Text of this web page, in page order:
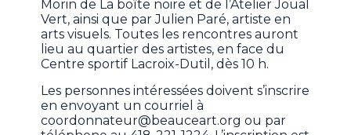
Morin de La boîte noire et de l’Atelier Joual
Vert, ainsi que par Julien Paré, artiste en
arts visuels. Toutes les rencontres auront
lieu au quartier des artistes, en face du
Centre sportif Lacroix-Dutil, dès 10 h.
Les personnes intéressées doivent s’inscrire
en envoyant un courriel à
coordonnateur@beauceart.org ou par